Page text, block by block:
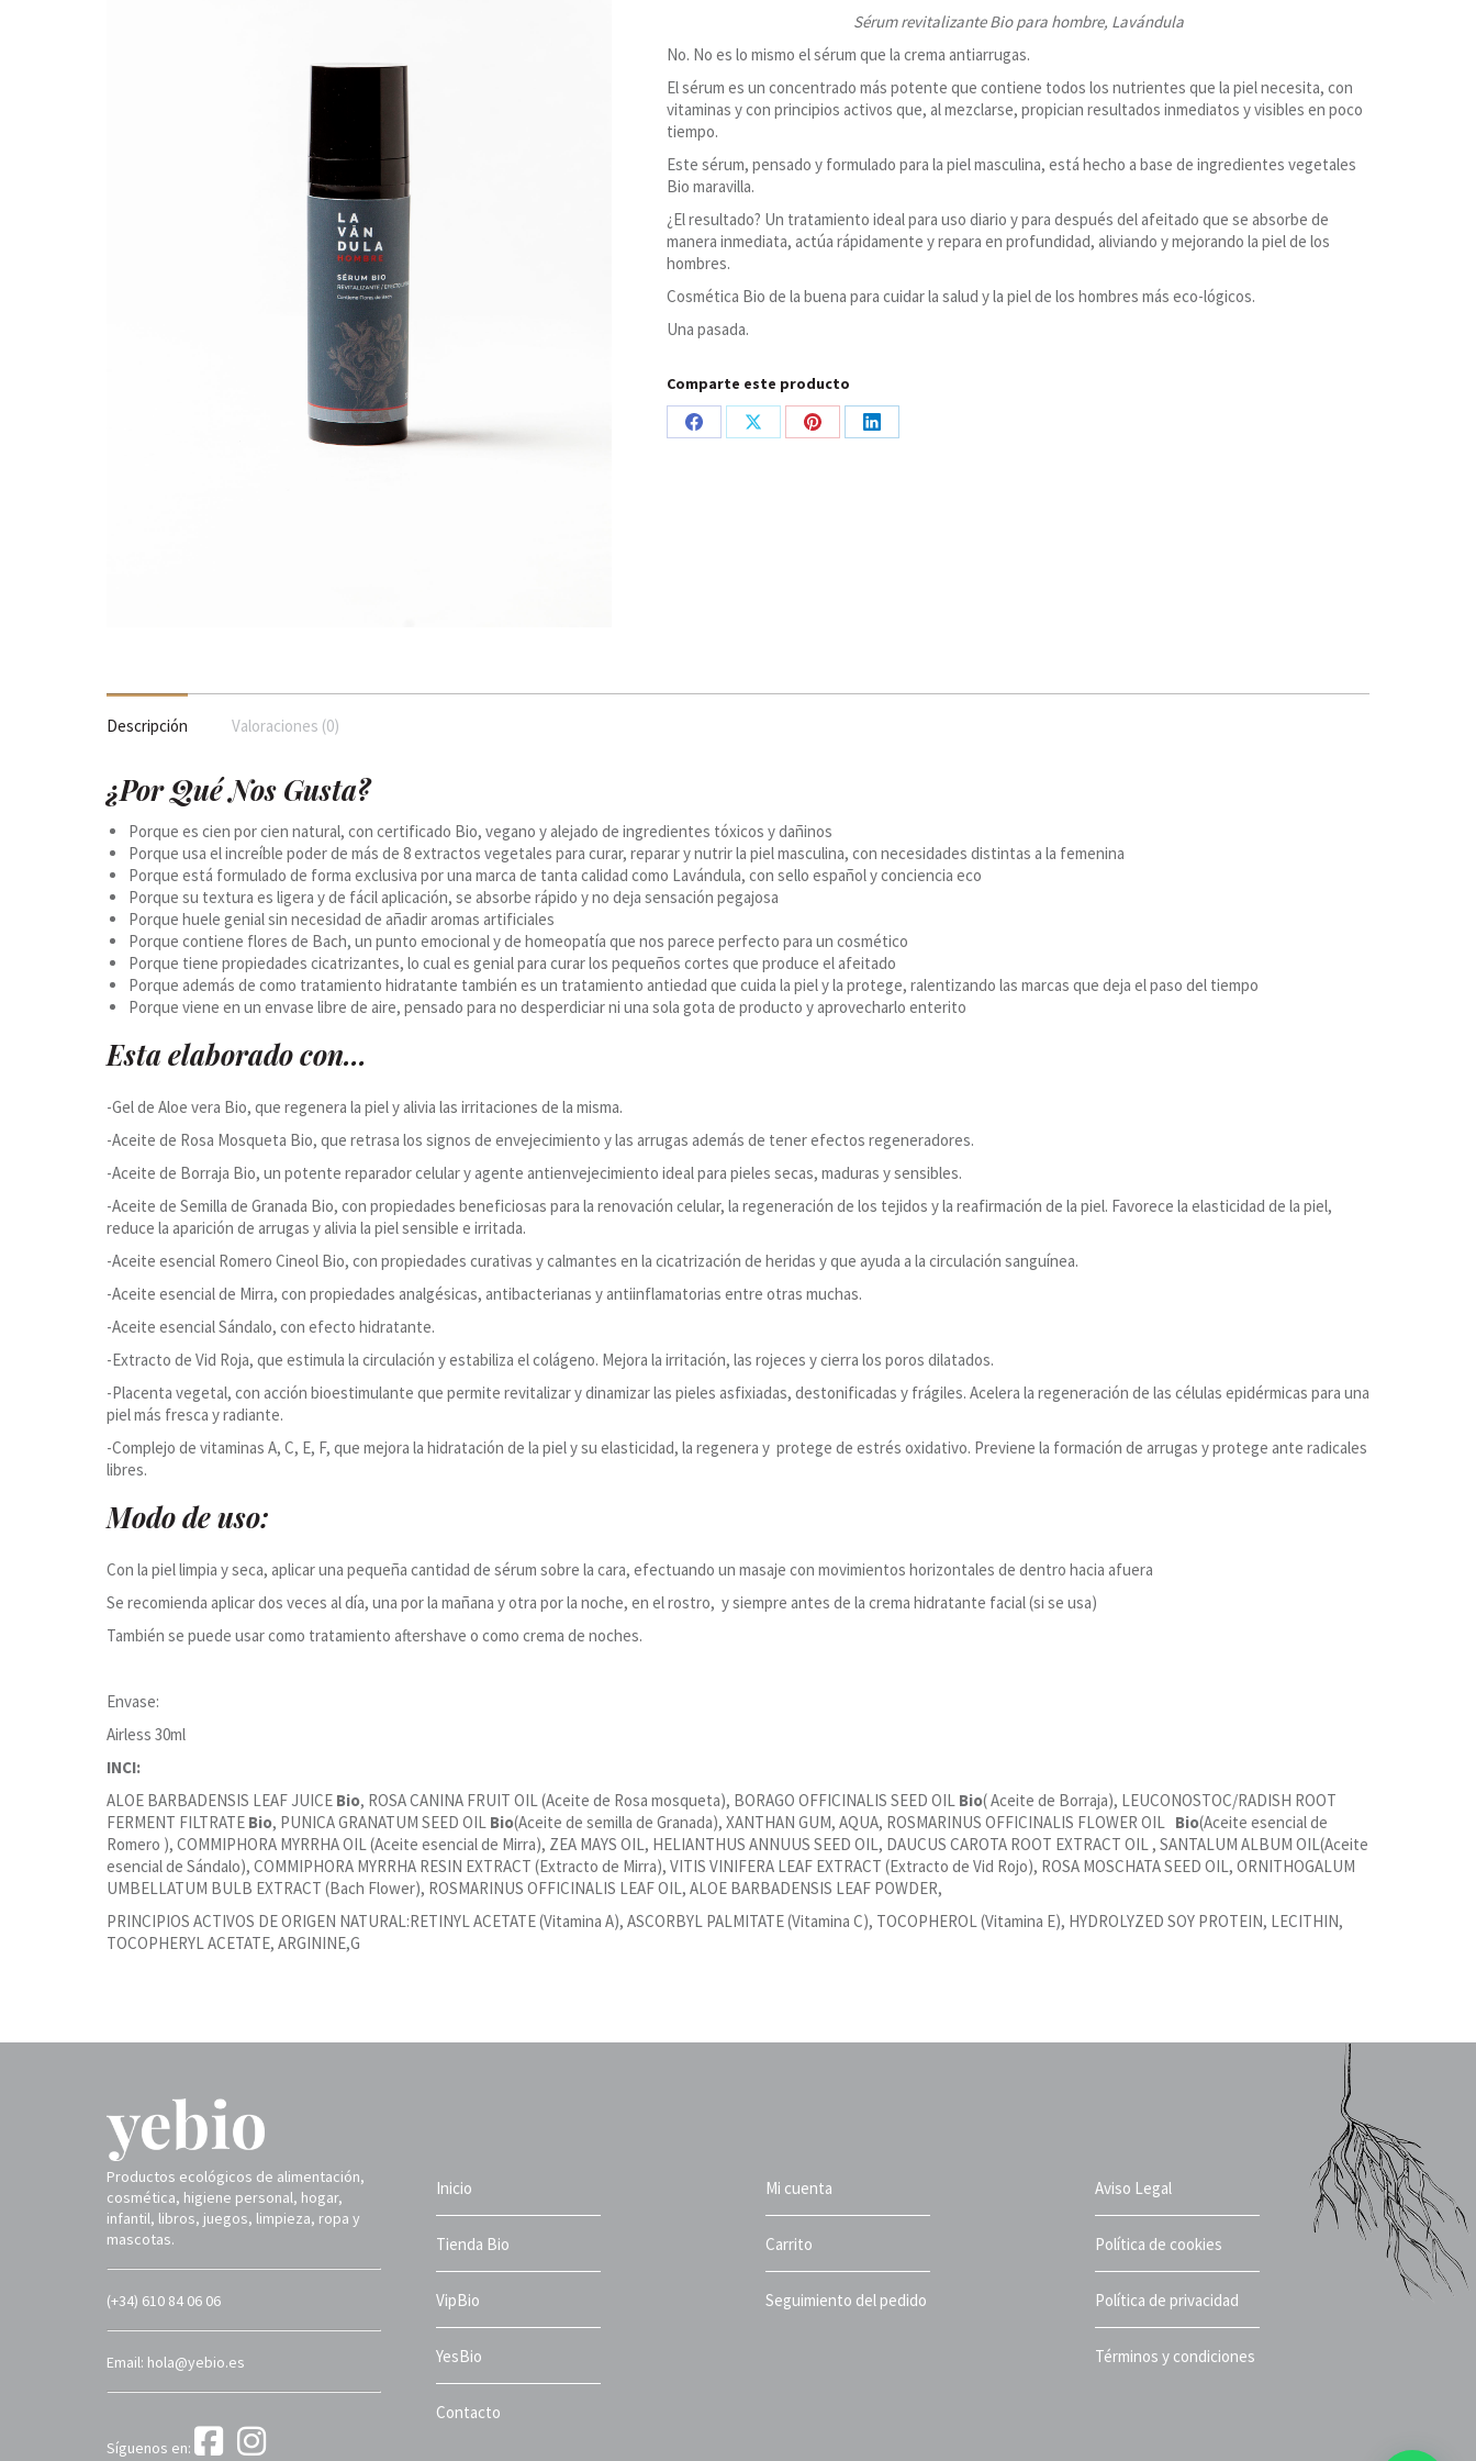
Sérum revitalizante Bio para hombre, Lavándula
No. No es lo mismo el sérum que la crema antiarrugas.
El sérum es un concentrado más potente que contiene todos los nutrientes que la piel necesita, con
vitaminas y con principios activos que, al mezclarse, propician resultados inmediatos y visibles en poco
tiempo.
Este sérum, pensado y formulado para la piel masculina, está hecho a base de ingredientes vegetales
Bio maravilla.
¿El resultado? Un tratamiento ideal para uso diario y para después del afeitado que se absorbe de
manera inmediata, actúa rápidamente y repara en profundidad, aliviando y mejorando la piel de los
hombres.
Cosmética Bio de la buena para cuidar la salud y la piel de los hombres más eco-lógicos.
Una pasada.
Comparte este producto
Share
Share
Share
Share
Descripción Valoraciones (0)
¿Por Qué Nos Gusta?
Porque es cien por cien natural, con certificado Bio, vegano y alejado de ingredientes tóxicos y dañinos
Porque usa el increíble poder de más de 8 extractos vegetales para curar, reparar y nutrir la piel masculina, con necesidades distintas a la femenina
Porque está formulado de forma exclusiva por una marca de tanta calidad como Lavándula, con sello español y conciencia eco
Porque su textura es ligera y de fácil aplicación, se absorbe rápido y no deja sensación pegajosa
Porque huele genial sin necesidad de añadir aromas artificiales
Porque contiene flores de Bach, un punto emocional y de homeopatía que nos parece perfecto para un cosmético
Porque tiene propiedades cicatrizantes, lo cual es genial para curar los pequeños cortes que produce el afeitado
Porque además de como tratamiento hidratante también es un tratamiento antiedad que cuida la piel y la protege, ralentizando las marcas que deja el paso del tiempo
Porque viene en un envase libre de aire, pensado para no desperdiciar ni una sola gota de producto y aprovecharlo enterito
Esta elaborado con…
-Gel de Aloe vera Bio, que regenera la piel y alivia las irritaciones de la misma.
-Aceite de Rosa Mosqueta Bio, que retrasa los signos de envejecimiento y las arrugas además de tener efectos regeneradores.
-Aceite de Borraja Bio, un potente reparador celular y agente antienvejecimiento ideal para pieles secas, maduras y sensibles.
-Aceite de Semilla de Granada Bio, con propiedades beneficiosas para la renovación celular, la regeneración de los tejidos y la reafirmación de la piel. Favorece la elasticidad de la piel,
reduce la aparición de arrugas y alivia la piel sensible e irritada.
-Aceite esencial Romero Cineol Bio, con propiedades curativas y calmantes en la cicatrización de heridas y que ayuda a la circulación sanguínea.
-Aceite esencial de Mirra, con propiedades analgésicas, antibacterianas y antiinflamatorias entre otras muchas.
-Aceite esencial Sándalo, con efecto hidratante.
-Extracto de Vid Roja, que estimula la circulación y estabiliza el colágeno. Mejora la irritación, las rojeces y cierra los poros dilatados.
-Placenta vegetal, con acción bioestimulante que permite revitalizar y dinamizar las pieles asfixiadas, destonificadas y frágiles. Acelera la regeneración de las células epidérmicas para una
piel más fresca y radiante.
-Complejo de vitaminas A, C, E, F, que mejora la hidratación de la piel y su elasticidad, la regenera y protege de estrés oxidativo. Previene la formación de arrugas y protege ante radicales
libres.
Modo de uso:
Con la piel limpia y seca, aplicar una pequeña cantidad de sérum sobre la cara, efectuando un masaje con movimientos horizontales de dentro hacia afuera
Se recomienda aplicar dos veces al día, una por la mañana y otra por la noche, en el rostro, y siempre antes de la crema hidratante facial (si se usa)
También se puede usar como tratamiento aftershave o como crema de noches.
Envase:
Airless 30ml
INCI:
ALOE BARBADENSIS LEAF JUICE Bio, ROSA CANINA FRUIT OIL (Aceite de Rosa mosqueta), BORAGO OFFICINALIS SEED OIL Bio( Aceite de Borraja), LEUCONOSTOC/RADISH ROOT
FERMENT FILTRATE Bio, PUNICA GRANATUM SEED OIL Bio(Aceite de semilla de Granada), XANTHAN GUM, AQUA, ROSMARINUS OFFICINALIS FLOWER OIL Bio(Aceite esencial de
Romero ), COMMIPHORA MYRRHA OIL (Aceite esencial de Mirra), ZEA MAYS OIL, HELIANTHUS ANNUUS SEED OIL, DAUCUS CAROTA ROOT EXTRACT OIL , SANTALUM ALBUM OIL(Aceite
esencial de Sándalo), COMMIPHORA MYRRHA RESIN EXTRACT (Extracto de Mirra), VITIS VINIFERA LEAF EXTRACT (Extracto de Vid Rojo), ROSA MOSCHATA SEED OIL, ORNITHOGALUM
UMBELLATUM BULB EXTRACT (Bach Flower), ROSMARINUS OFFICINALIS LEAF OIL, ALOE BARBADENSIS LEAF POWDER,
PRINCIPIOS ACTIVOS DE ORIGEN NATURAL:RETINYL ACETATE (Vitamina A), ASCORBYL PALMITATE (Vitamina C), TOCOPHEROL (Vitamina E), HYDROLYZED SOY PROTEIN, LECITHIN,
TOCOPHERYL ACETATE, ARGININE,G
Productos ecológicos de alimentación,
cosmética, higiene personal, hogar,
infantil, libros, juegos, limpieza, ropa y
mascotas.
(+34) 610 84 06 06
Email: hola@yebio.es
Síguenos en:
Inicio
Tienda Bio
VipBio
YesBio
Contacto
Mi cuenta
Carrito
Seguimiento del pedido
Aviso Legal
Política de cookies
Política de privacidad
Términos y condiciones